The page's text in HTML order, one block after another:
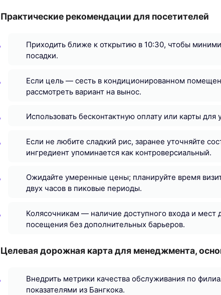
Практические рекомендации для посетителей
Приходить ближе к открытию в 10:30, чтобы
посадки.
Если цель — сесть в кондиционированном
рассмотреть вариант на вынос.
Использовать бесконтактную оплату или карты для
Если не любите сладкий рис, заранее уточняйте
ингредиент упоминается как контроверсиальный.
Ожидайте умеренные цены; планируйте время
двух часов в пиковые периоды.
Колясочникам — наличие доступного входа и мест
посещения без дополнительных барьеров.
Целевая дорожная карта для менеджмента,
Внедрить метрики качества обслуживания по
показателями из Бангкока.